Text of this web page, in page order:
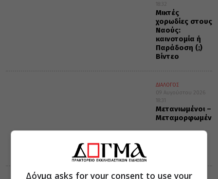
18:32
Μικτές
χορωδίες στους
Ναούς:
καινοτομία ή
Παράδοση (;)
Βίντεο
ΔΙΑΛΟΓΟΣ
09 Αυγούστου 2026
18:31
Μετανιωμένοι –
Μεταμορφωμένοι
Δόγμα asks for your consent to use your